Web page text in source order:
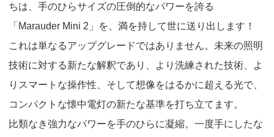
ちは、手のひらサイズの圧倒的なパワーを誇る
「 Marauder Mini 2 」を、満を持して世に送り出します！
これは単なるアップグレードではありません。未来の照明
技術に対する新たな解釈であり、より洗練された技術、よ
りスマートな操作性、そして想像をはるかに超える光で、
コンパクトな懐中電灯の新たな基準を打ち立てます。
比類なき強力なパワーを手のひらに凝縮。一度手にしたな